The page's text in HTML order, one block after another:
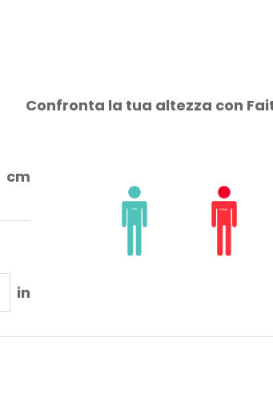
Confronta la tua altezza con
cm
in